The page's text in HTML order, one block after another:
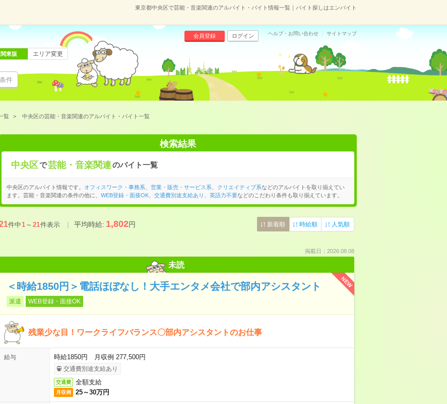
東京都中央区で芸能・音楽関連のアルバイト・バイト情報一覧｜バイト探しはエンバイト
件
会員登録 ログイン ヘルプ・お問い合わせ サイトマップ
関東版 エリア変更
覧 中央区の芸能・音楽関連のアルバイト・バイト一覧
検索結果
中央区で芸能・音楽関連のバイト一覧
中央区のアルバイト情報です。 オフィスワーク・事務系 営業・販売・サービス系 クリエイティブ系などのアルバイトを取り揃えてい
ます。芸能・音楽関連の条件の他に、 WEB登録・面接OK、 交通費別途支給あり 英語力不要などのこだわり条件も取り揃えています。
件中1～21件表示 平均時給:1,802円 新着順 時給順 人気順
掲載日：2026.08.08
未読
NEW
＜時給1850円＞電話ほぼなし！大手エンタメ会社で部内アシスタント
派遣 WEB登録・面接OK
残業少な目！ワークライフバランス〇部内アシスタントのお仕事
給与 時給1850円 月収例 277,500円
交通費別途支給あり
交通費 全額支給
月収例 25～30万円